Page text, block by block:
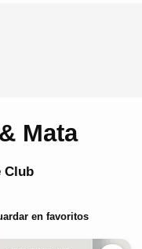
Mata
Club
en favoritos